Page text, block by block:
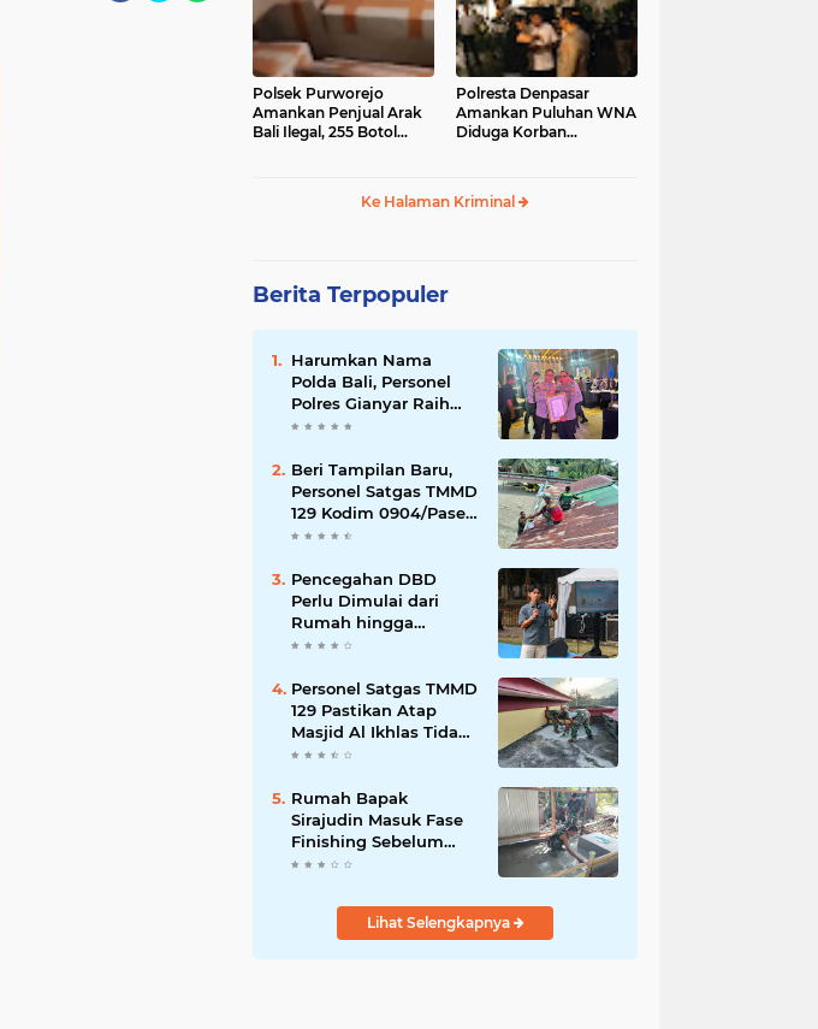
Polsek Purworejo
Amankan Penjual Arak
Bali Ilegal, 255 Botol
Polresta Denpasar
Amankan Puluhan WNA
Diduga Korban
Ke Halaman Kriminal
Berita Terpopuler
Harumkan Nama
Polda Bali, Personel
Polres Gianyar Raih
Penghargaan
Beri Tampilan Baru,
Personel Satgas TMMD
129 Kodim 0904/Paser
Cat Atap Rumah
Pencegahan DBD
Perlu Dimulai dari
Rumah hingga
Lingkungan Sekolah
Personel Satgas TMMD
129 Pastikan Atap
Masjid Al Ikhlas Tidak
Bocor Lagi
Rumah Bapak
Sirajudin Masuk Fase
Finishing Sebelum
Diserahkan
Lihat Selengkapnya